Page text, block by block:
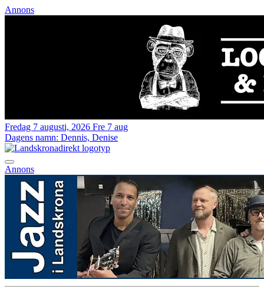
Annons
Fredag 7 augusti, 2026 Fre 7 aug
Dagens namn: Dennis, Denise
Annons